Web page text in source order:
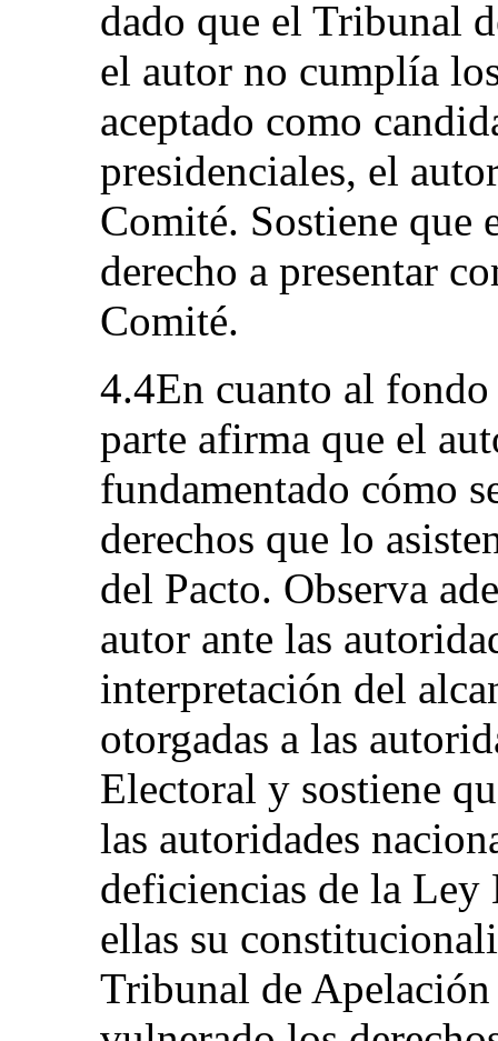
dado que el Tribunal
el autor no cumplía
aceptado como
presidenciales, el
Comité. Sostiene que
derecho a presentar
Comité.
4.4En cuanto al
parte afirma que el
fundamentado cómo
derechos que lo
del Pacto. Observa
autor ante las
interpretación del
otorgadas a las
Electoral y sostiene
las autoridades
deficiencias de la
ellas su
Tribunal de